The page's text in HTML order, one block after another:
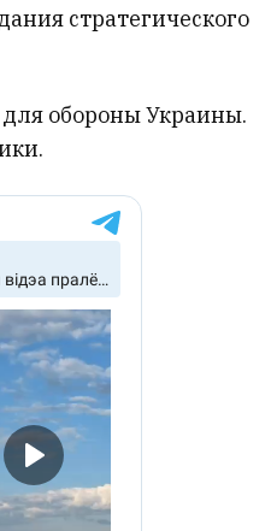
стратегического
обороны Украины.